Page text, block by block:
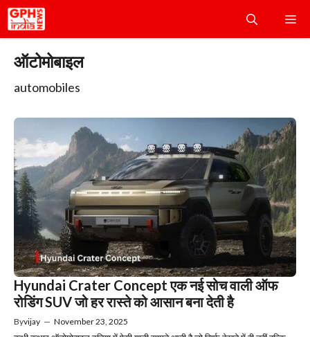
Skip
to
ऑटोमोबाइल
automobiles
Hyundai Crater Concept एक नई सोच वाली ऑफ
रोडिंग SUV जो हर रास्ते को आसान बना देती है
Byvijay — November 23, 2025